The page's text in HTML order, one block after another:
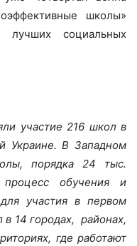
школы»
лучших социальных
участие 216 школ в
Украине. В Западном
порядка 24 тыс.
обучения и
участия в первом
в 14 городах, районах,
где работают